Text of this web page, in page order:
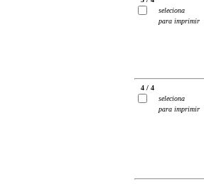
seleciona
para imprimir
4 / 4
seleciona
para imprimir